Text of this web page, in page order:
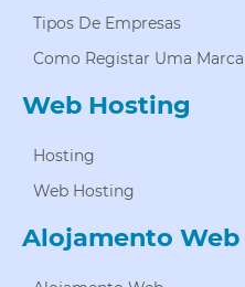
Tipos De Empresas
Como Registar Uma Marca
Web Hosting
Hosting
Web Hosting
Alojamento Web